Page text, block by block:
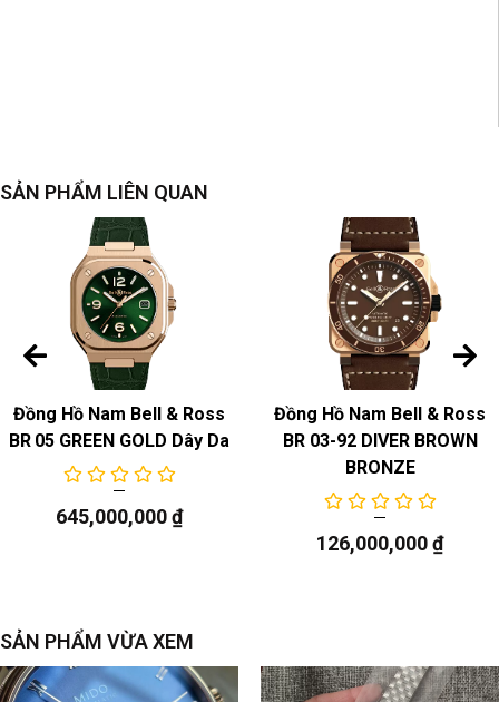
SẢN PHẨM LIÊN QUAN
Đồng Hồ Nam Bell & Ross
BR 05 GREEN GOLD Dây Da
645,000,000₫
Đồng Hồ Nam Bell & Ross
BR 03-92 DIVER BROWN
BRONZE
126,000,000₫
SẢN PHẨM VỪA XEM